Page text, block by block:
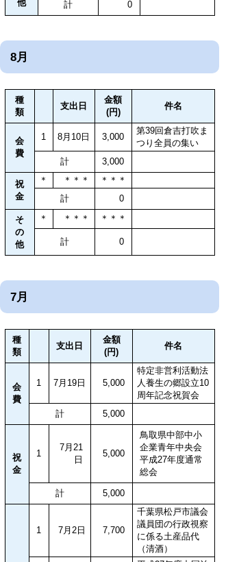
他
計
0
8月
種
類
支出日
金額
(円)
件名
会
費
1 8月10日 3,000
第39回倉吉打吹ま
つり全員の集い
計
3,000
祝
金
＊ ＊＊＊
＊＊＊
計
0
そ
の
他
＊ ＊＊＊ ＊＊＊
計 0
7月
種
類
支出日
金額
(円)
件名
会
費
1 7月19日 5,000
特定非営利活動法
人養生の郷設立10
周年記念祝賀会
計
5,000
祝
金
1
7月21
日
5,000
鳥取県中部中小
企業青年中央会
平成27年度通常
総会
計 5,000
1 7月2日 7,700
千葉県松戸市議会
議員団の行政視察
に係る土産品代
（清酒）